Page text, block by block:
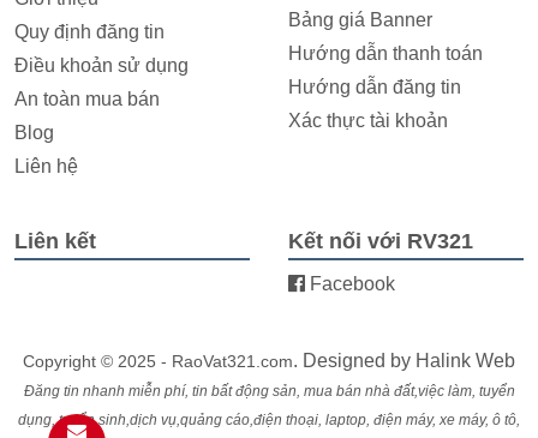
Quy định đăng tin
Điều khoản sử dụng
An toàn mua bán
Blog
Liên hệ
Bảng giá Banner
Hướng dẫn thanh toán
Hướng dẫn đăng tin
Xác thực tài khoản
Liên kết Kết nối với RV321
Facebook
Copyright © 2025 - RaoVat321.com. Designed by Halink Web
Đăng tin nhanh miễn phí, tin bất động sản, mua bán nhà đất,việc làm, tuyển
dụng, tuyển sinh,dịch vụ,quảng cáo,điện thoại, laptop, điện máy, xe máy, ô tô,